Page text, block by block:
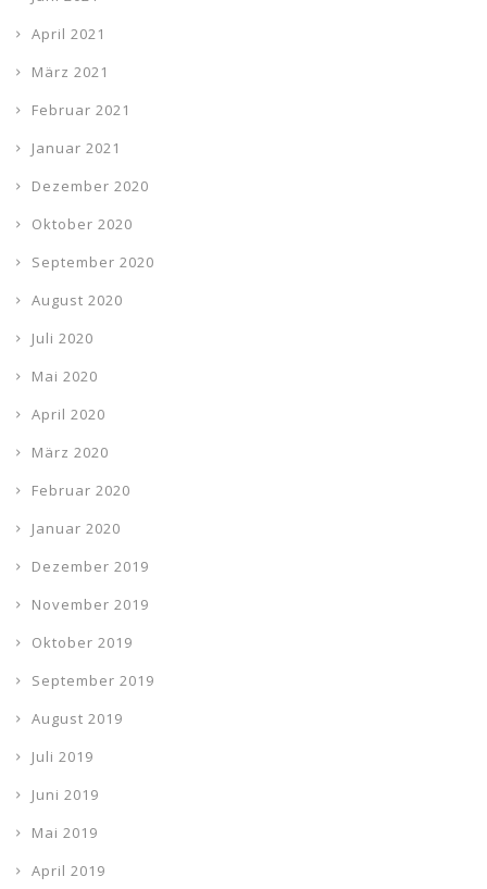
April 2021
März 2021
Februar 2021
Januar 2021
Dezember 2020
Oktober 2020
September 2020
August 2020
Juli 2020
Mai 2020
April 2020
März 2020
Februar 2020
Januar 2020
Dezember 2019
November 2019
Oktober 2019
September 2019
August 2019
Juli 2019
Juni 2019
Mai 2019
April 2019